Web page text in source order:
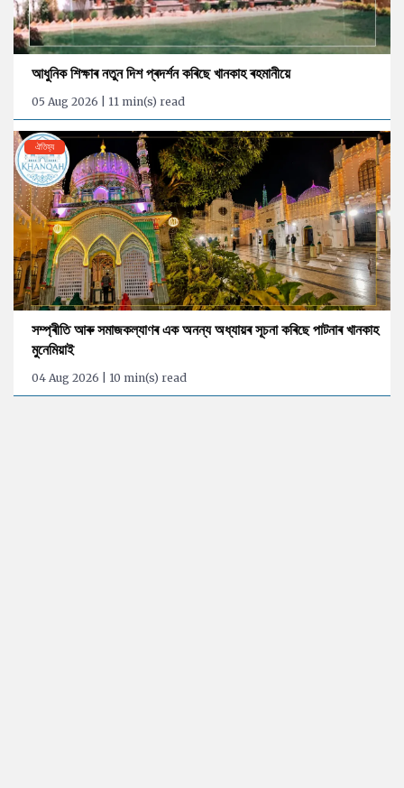
আধুনিক শিক্ষাৰ নতুন দিশ প্ৰদৰ্শন কৰিছে খানকাহ ৰহমানীয়ে
05 Aug 2026 | 11 min(s) read
ঐতিহ্য
সম্প্ৰীতি আৰু সমাজকল্যাণৰ এক অনন্য অধ্যায়ৰ সূচনা কৰিছে পাটনাৰ খানকাহ
মুনেমিয়াই
04 Aug 2026 | 10 min(s) read